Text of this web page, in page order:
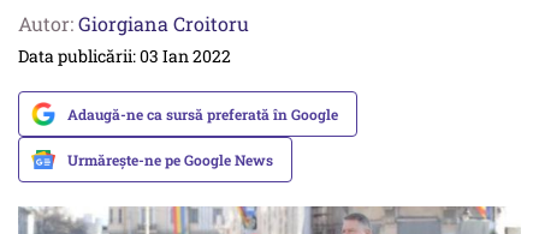
Autor:Giorgiana Croitoru
Data publicării: 03 Ian 2022
Adaugă-ne ca sursă preferată în Google
Urmărește-ne pe Google News